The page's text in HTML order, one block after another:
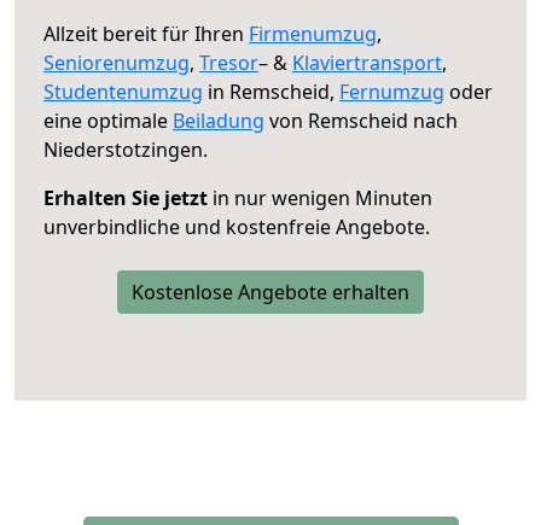
Allzeit bereit für Ihren Firmenumzug,
Seniorenumzug, Tresor– & Klaviertransport,
Studentenumzug in Remscheid, Fernumzug oder
eine optimale Beiladung von Remscheid nach
Niederstotzingen.
Erhalten Sie jetzt in nur wenigen Minuten
unverbindliche und kostenfreie Angebote.
Kostenlose Angebote erhalten